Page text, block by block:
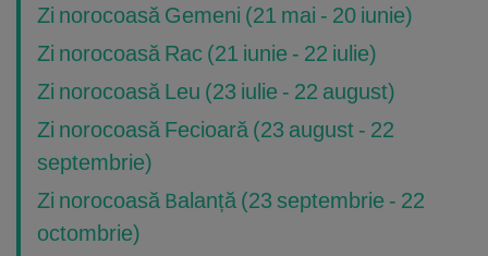
Zi norocoasă Gemeni (21 mai - 20 iunie)
Zi norocoasă Rac (21 iunie - 22 iulie)
Zi norocoasă Leu (23 iulie - 22 august)
Zi norocoasă Fecioară (23 august - 22
septembrie)
Zi norocoasă Balanță (23 septembrie - 22
octombrie)